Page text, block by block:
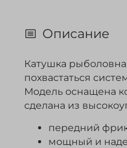
Описание
Катушка
похвастаться
Модель оснащена
сделана из
передний
мощный и